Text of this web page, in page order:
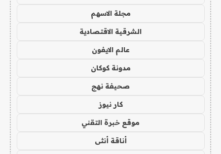
مجلة الاسهم
الشرقية الاقتصادية
عالم الايفون
مدونة كوكان
صحيفة نهج
كار نيوز
موقع خبرة التقني
أناقة أنثى